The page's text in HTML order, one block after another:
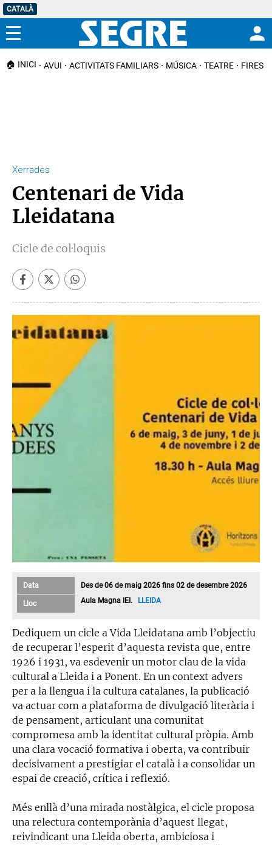
CATALÀ
Menú
🏠 INICI AVUI ACTIVITATS FAMILIARS MÚSICA TEATRE FIRES I
Xerrades
Centenari de Vida
Lleidatana
Cicle de col·loquis
Data Des de 06 de maig 2026 fins 02 de desembre 2026
Lloc Aula Magna IEI. LLEIDA
Dediquem un cicle a Vida Lleidatana amb l’objectiu
de recuperar l’esperit d’aquesta revista que, entre
1926 i 1931, va esdevenir un motor clau de la vida
cultural a Lleida i a Ponent. En un context advers
per a la llengua i la cultura catalanes, la publicació
va actuar com a plataforma de divulgació literària i
de pensament, articulant una comunitat
compromesa amb la identitat cultural pròpia. Amb
una clara vocació formativa i oberta, va contribuir
decisivament a prestigiar el català i a consolidar un
espai de creació, crítica i reflexió.
Més enllà d’una mirada nostàlgica, el cicle proposa
una relectura contemporània d’aquest llegat,
reivindicant una Lleida oberta, ambiciosa i